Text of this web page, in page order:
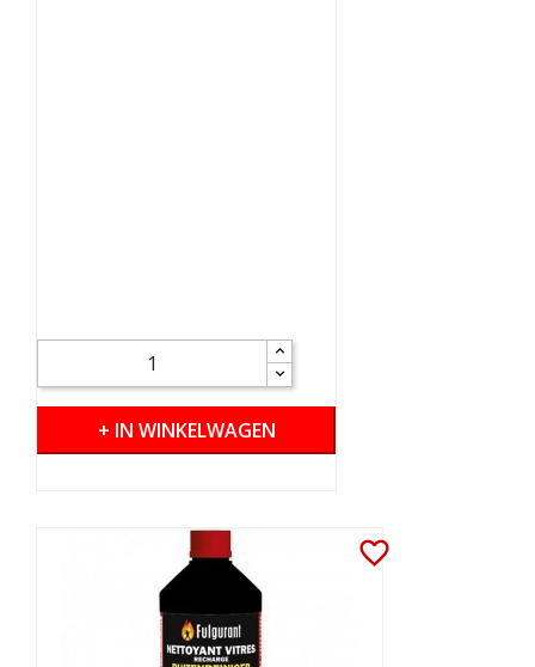
+ IN WINKELWAGEN
favorite_border